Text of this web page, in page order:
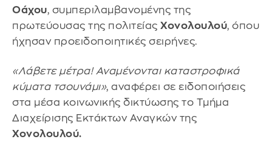
Οάχου, συμπεριλαμβανομένης της
πρωτεύουσας της πολιτείας Χονολουλού, όπου
ήχησαν προειδοποιητικές σειρήνες.
«Λάβετε μέτρα! Αναμένονται καταστροφικά
κύματα τσουνάμι», αναφέρει σε ειδοποιήσεις
στα μέσα κοινωνικής δικτύωσης το Τμήμα
Διαχείρισης Εκτάκτων Αναγκών της
Χονολουλού.